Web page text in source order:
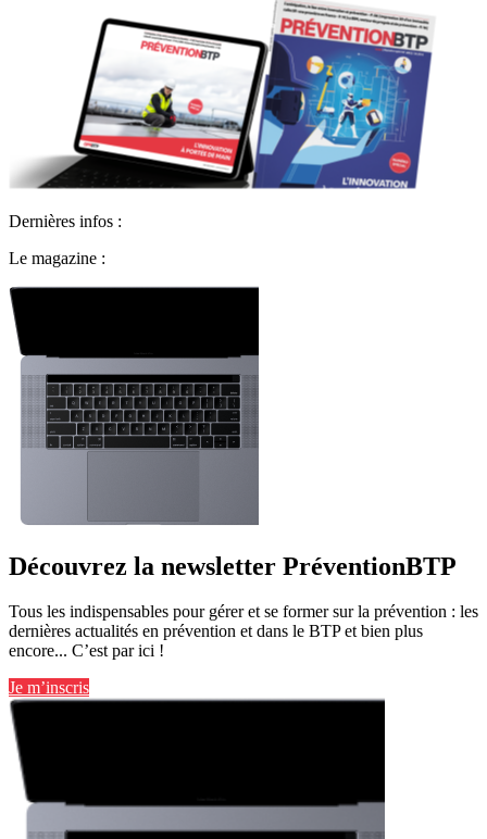
Dernières infos :
Le magazine :
Découvrez la newsletter PréventionBTP
Tous les indispensables pour gérer et se former sur la prévention : les
dernières actualités en prévention et dans le BTP et bien plus
encore... C’est par ici !
Je m’inscris